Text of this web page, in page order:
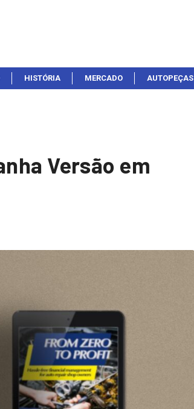
HISTÓRIA MERCADO AUTOPEÇAS
Versão em